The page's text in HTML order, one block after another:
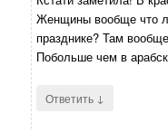
Женщины вообще что
празднике? Там
Побольше чем в
Ответить ↓